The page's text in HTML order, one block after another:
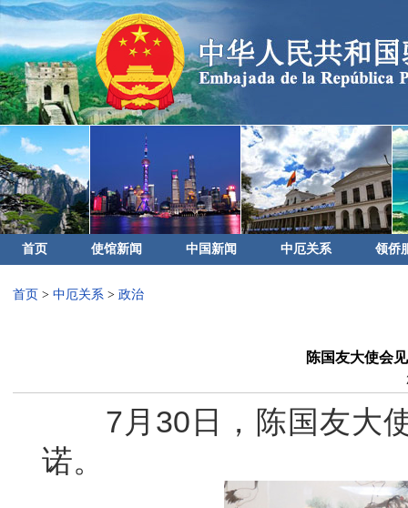
首页 使馆新闻 中国新闻 中厄关系 领侨
首页 > 中厄关系 > 政治
陈国友大使会
7月30日，陈国友大使
诺。